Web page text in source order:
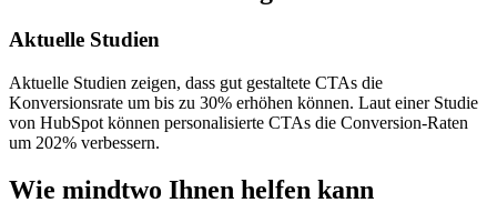
Aktuelle Studien
Aktuelle Studien zeigen, dass gut gestaltete CTAs die
Konversionsrate um bis zu 30% erhöhen können. Laut einer Studie
von HubSpot können personalisierte CTAs die Conversion-Raten
um 202% verbessern.
Wie mindtwo Ihnen helfen kann